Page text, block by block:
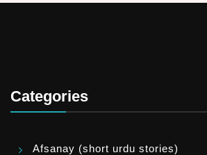
Categories
Afsanay (short urdu stories)